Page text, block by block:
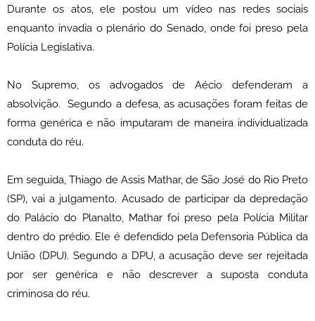
Durante os atos, ele postou um vídeo nas redes sociais
enquanto invadia o plenário do Senado, onde foi preso pela
Polícia Legislativa.
No Supremo, os advogados de Aécio defenderam a
absolvição. Segundo a defesa, as acusações foram feitas de
forma genérica e não imputaram de maneira individualizada
conduta do réu.
Em seguida, Thiago de Assis Mathar, de São José do Rio Preto
(SP), vai a julgamento. Acusado de participar da depredação
do Palácio do Planalto, Mathar foi preso pela Polícia Militar
dentro do prédio. Ele é defendido pela Defensoria Pública da
União (DPU). Segundo a DPU, a acusação deve ser rejeitada
por ser genérica e não descrever a suposta conduta
criminosa do réu.